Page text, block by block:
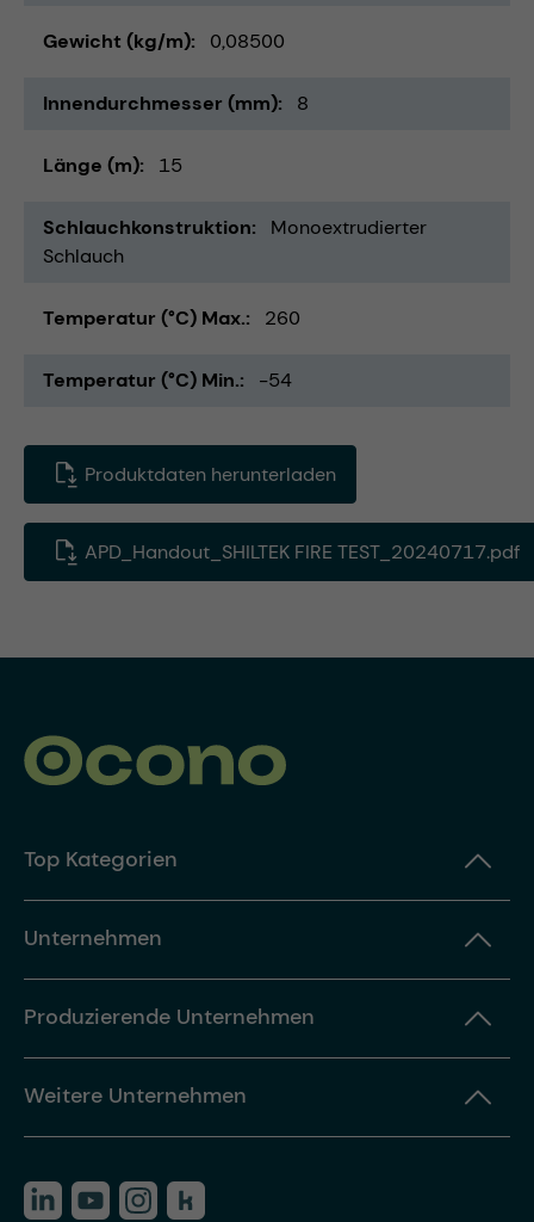
Gewicht (kg/m) 0,08500
Innendurchmesser (mm) 8
Länge (m) 15
Schlauchkonstruktion
Monoextrudierter
Schlauch
Temperatur (°C) Max. 260
Temperatur (°C) Min. -54
Produktdaten herunterladen
APD_Handout_SHILTEK FIRE TEST_20240717.pdf
Top Kategorien
Unternehmen
Produzierende Unternehmen
Weitere Unternehmen